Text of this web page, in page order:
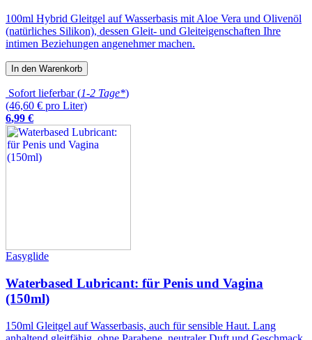
100ml Hybrid Gleitgel auf Wasserbasis mit Aloe Vera und Olivenöl
(natürliches Silikon), dessen Gleit- und Gleiteigenschaften Ihre
intimen Beziehungen angenehmer machen.
In den Warenkorb
Sofort lieferbar (1-2 Tage*)
(46,60 € pro Liter)
6,99 €
Easyglide
Waterbased Lubricant: für Penis und Vagina
(150ml)
150ml Gleitgel auf Wasserbasis, auch für sensible Haut. Lang